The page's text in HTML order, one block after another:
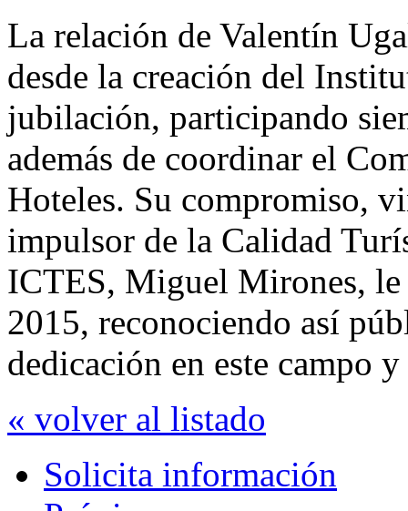
La relación de Valentín
desde la creación del
jubilación, participando
además de coordinar el
Hoteles. Su compromiso,
impulsor de la Calidad
ICTES, Miguel Mirones, le
2015, reconociendo así
dedicación en este campo
« volver al listado
Solicita información